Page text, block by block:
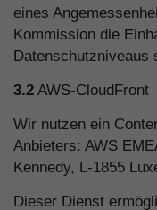
eines
Kommission die
Datenschutzniveaus
3.2 AWS-CloudFront
Wir nutzen ein
Anbieters: AWS
Kennedy, L-1855
Dieser Dienst